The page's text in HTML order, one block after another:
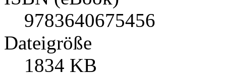
9783640675456
Dateigröße
1834 KB